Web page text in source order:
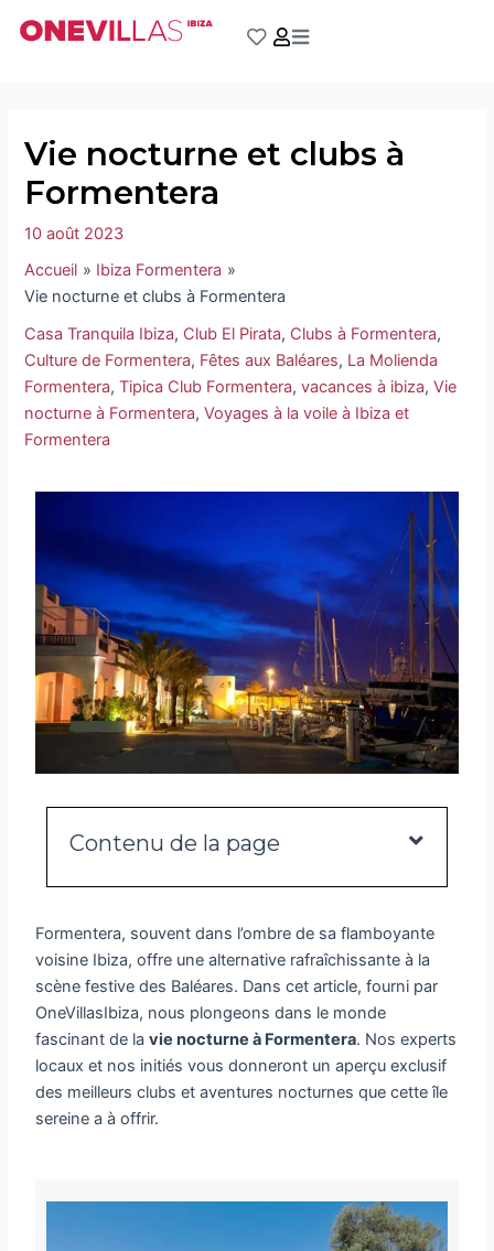
Vie nocturne et clubs à
Formentera
10 août 2023
Accueil
Ibiza Formentera
Vie nocturne et clubs à Formentera
Casa Tranquila Ibiza, Club El Pirata, Clubs à Formentera,
Culture de Formentera, Fêtes aux Baléares, La Molienda
Formentera,Tipica Club Formentera,vacances à ibiza,Vie
nocturne à Formentera,Voyages à la voile à Ibiza et
Formentera
Contenu de la page
Formentera, souvent dans l’ombre de sa flamboyante
voisine Ibiza, offre une alternative rafraîchissante à la
scène festive des Baléares. Dans cet article, fourni par
OneVillasIbiza, nous plongeons dans le monde
fascinant de lavie nocturne à Formentera. Nos experts
locaux et nos initiés vous donneront un aperçu exclusif
des meilleurs clubs et aventures nocturnes que cette île
sereine a à offrir.
des